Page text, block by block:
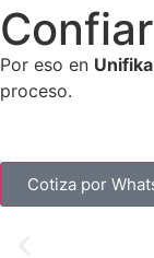
Por eso en Unifika
proceso.
Cotiza por